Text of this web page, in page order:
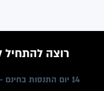
רוצה להתחיל
14 יום התנסות